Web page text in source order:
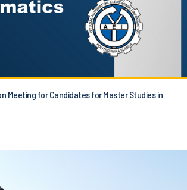
Meeting for Candidates for Master Studies in